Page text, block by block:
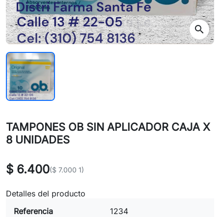
search
TAMPONES OB SIN APLICADOR CAJA X
8 UNIDADES
$ 6.400($ 7.000 1)
Detalles del producto
Referencia
1234